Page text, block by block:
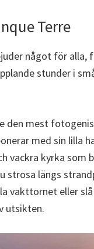
Terre
något för alla,
stunder i
den mest
med sin lilla
vackra kyrka som
strosa längs
vakttornet eller
utsikten.